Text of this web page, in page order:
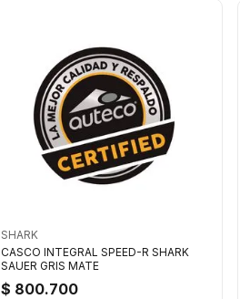
SHARK
CASCO INTEGRAL SPEED-R SHARK
SAUER GRIS MATE
$ 800.700